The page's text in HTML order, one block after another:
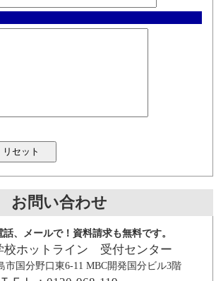
お問い合わせ
、メールで！資料請求も無料です。
校ホットライン 受付センター
市国分野口東6-11 MBC開発国分ビル3階